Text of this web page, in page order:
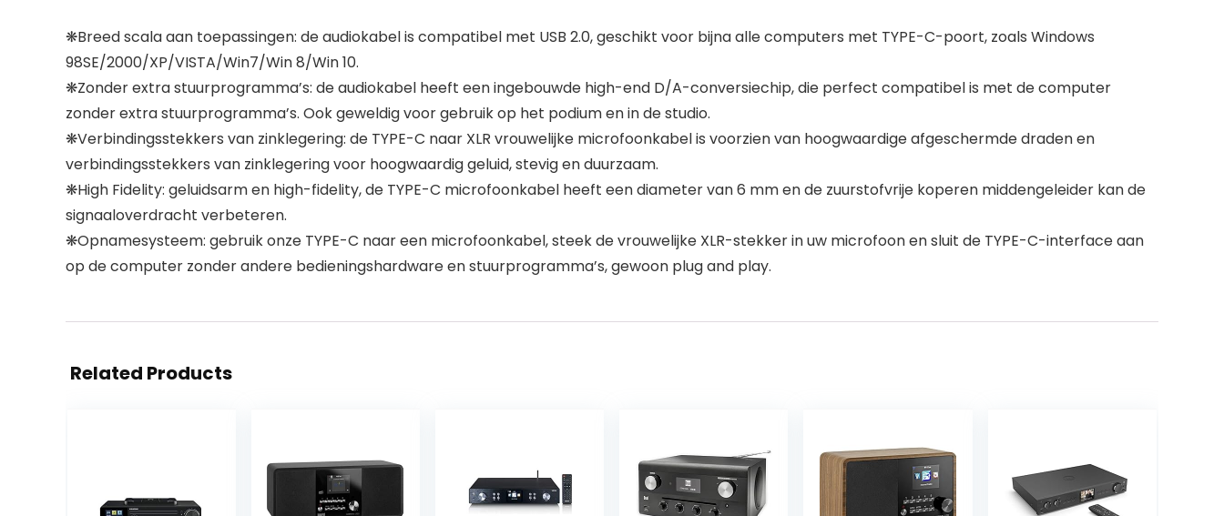
❋Breed scala aan toepassingen: de audiokabel is compatibel met USB 2.0, geschikt voor bijna alle computers met TYPE-C-poort, zoals Windows
98SE/2000/XP/VISTA/Win7/Win 8/Win 10.
❋Zonder extra stuurprogramma’s: de audiokabel heeft een ingebouwde high-end D/A-conversiechip, die perfect compatibel is met de computer
zonder extra stuurprogramma’s. Ook geweldig voor gebruik op het podium en in de studio.
❋Verbindingsstekkers van zinklegering: de TYPE-C naar XLR vrouwelijke microfoonkabel is voorzien van hoogwaardige afgeschermde draden en
verbindingsstekkers van zinklegering voor hoogwaardig geluid, stevig en duurzaam.
❋High Fidelity: geluidsarm en high-fidelity, de TYPE-C microfoonkabel heeft een diameter van 6 mm en de zuurstofvrije koperen middengeleider kan de
signaaloverdracht verbeteren.
❋Opnamesysteem: gebruik onze TYPE-C naar een microfoonkabel, steek de vrouwelijke XLR-stekker in uw microfoon en sluit de TYPE-C-interface aan
op de computer zonder andere bedieningshardware en stuurprogramma’s, gewoon plug and play.
Related Products